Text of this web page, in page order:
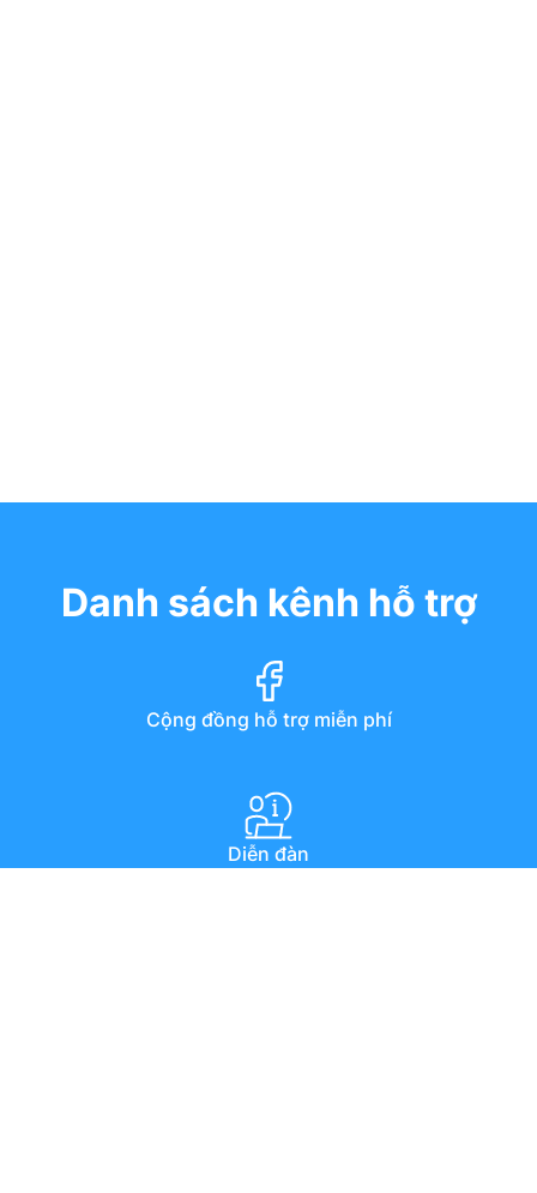
Danh sách kênh hỗ trợ
Cộng đồng hỗ trợ miễn phí
Diễn đàn